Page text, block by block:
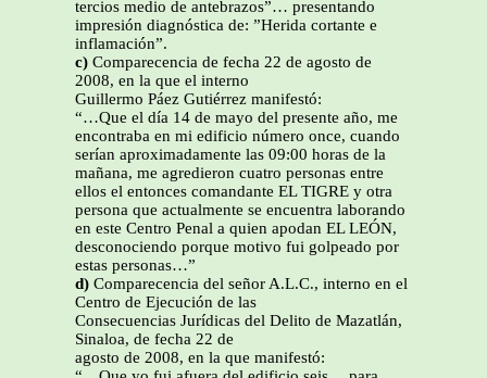
tercios medio de antebrazos”… presentando
impresión diagnóstica de: ”Herida cortante e
inflamación”.
c) Comparecencia de fecha 22 de agosto de
2008, en la que el interno
Guillermo Páez Gutiérrez manifestó:
“…Que el día 14 de mayo del presente año, me
encontraba en mi edificio número once, cuando
serían aproximadamente las 09:00 horas de la
mañana, me agredieron cuatro personas entre
ellos el entonces comandante EL TIGRE y otra
persona que actualmente se encuentra laborando
en este Centro Penal a quien apodan EL LEÓN,
desconociendo porque motivo fui golpeado por
estas personas…”
d) Comparecencia del señor A.L.C., interno en el
Centro de Ejecución de las
Consecuencias Jurídicas del Delito de Mazatlán,
Sinaloa, de fecha 22 de
agosto de 2008, en la que manifestó: